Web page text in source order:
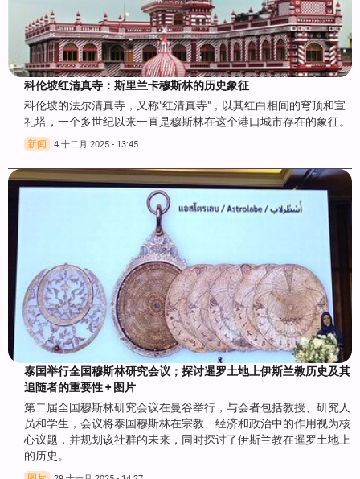
科伦坡红清真寺：斯里兰卡穆斯林的历史象征
科伦坡的法尔清真寺，又称"红清真寺"，以其红白相间的穹顶和宣
礼塔，一个多世纪以来一直是穆斯林在这个港口城市存在的象征。
新闻 4 十二月 2025 - 13:45
泰国举行全国穆斯林研究会议；探讨暹罗土地上伊斯兰教历史及其
追随者的重要性 + 图片
第二届全国穆斯林研究会议在曼谷举行，与会者包括教授、研究人
员和学生，会议将泰国穆斯林在宗教、经济和政治中的作用视为核
心议题，并规划该社群的未来，同时探讨了伊斯兰教在暹罗土地上
的历史。